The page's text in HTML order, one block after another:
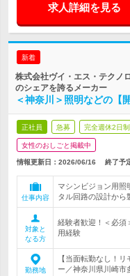
求人詳細を見る
新着
株式会社ヴイ・エス・テクノ
のシェアを誇るメーカー
＜神奈川＞照明などの【
正社員 急募 完全週休2日制
女性のおしごと掲載中
情報更新日：2026/06/16 終了予
仕事内容
マシンビジョン用照
タル回路の設計から
対象と
なる方
経験者歓迎！＜必
用経験
勤務地
【当面転勤なし！
ー／神奈川県川崎市